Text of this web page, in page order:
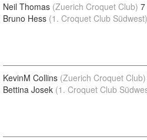
Neil Thomas (Zuerich Croquet Club) 7
Bruno Hess (1. Croquet Club Südwest)
KevinM Collins (Zuerich Croquet Club)
Bettina Josek (1. Croquet Club